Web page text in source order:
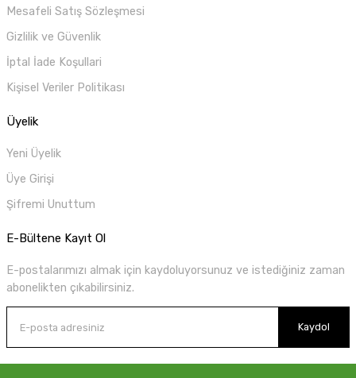
Mesafeli Satış Sözleşmesi
Gizlilik ve Güvenlik
İptal İade Koşullari
Kişisel Veriler Politikası
Üyelik
Yeni Üyelik
Üye Girişi
Şifremi Unuttum
E-Bültene Kayıt Ol
E-postalarımızı almak için kaydoluyorsunuz ve istediğiniz zaman
abonelikten çıkabilirsiniz.
Kaydol